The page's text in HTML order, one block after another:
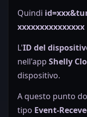
Quindi
xxxxxxxxxxxxxxx
L'ID del
nell'app Shelly
dispositivo.
A questo punto
tipo Event-